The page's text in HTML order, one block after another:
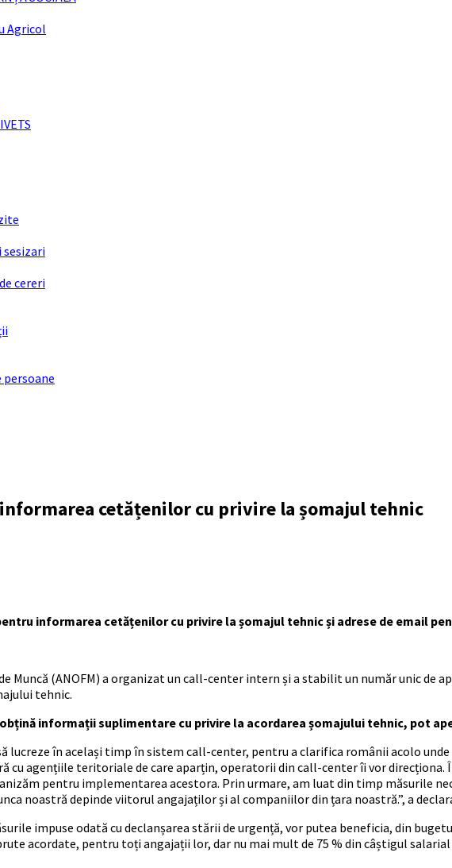
Agricol
cereri
cetățenilor cu privire la șomajul tehnic
informarea cetățenilor cu privire la șomajul tehnic și adrese de email
Muncă (ANOFM) a organizat un call-center intern și a stabilit un număr unic
tehnic.
informații suplimentare cu privire la acordarea șomajului tehnic, pot
să lucreze în același timp în sistem call-center, pentru a clarifica românii acolo
cu agențiile teritoriale de care aparțin, operatorii din call-center îi vor
pentru implementarea acestora. Prin urmare, am luat din timp măsurile
noastră depinde viitorul angajaților și al companiilor din țara noastră.”, a
impuse odată cu declanșarea stării de urgență, vor putea beneficia, din
acordate, pentru toți angajații lor, dar nu mai mult de 75 % din câștigul